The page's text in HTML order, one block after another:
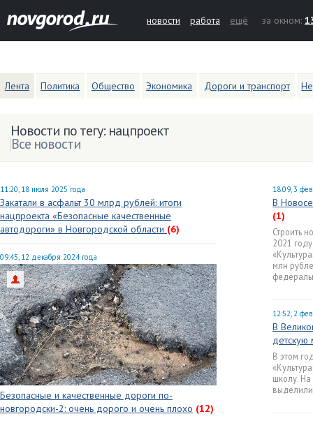
новости работа ещё за окном:
Лента Политика Общество Экономика Дороги и транспорт
Новости по тегу: нацпроект
Все новости
11:20, 18 июля 2025 года
Закатали в асфальт 30 млрд рублей: итоги
нацпроекта «Безопасные качественные
автодороги» в Новгородской области (6)
09:45, 12 декабря 2024 года
Безопасные и качественные дороги по-
новгородски-2: очень дорого и очень плохо (12)
18:09, 3
В
(1)
Строить
2021
млн
12:52, 2
В
детскую
В этом
школу.